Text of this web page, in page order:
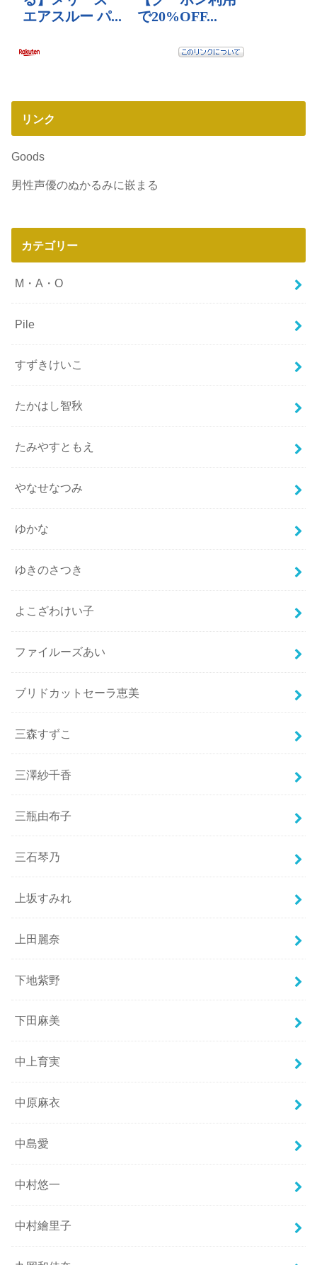
リンク
Goods
男性声優のぬかるみに嵌まる
カテゴリー
M・A・O
Pile
すずきけいこ
たかはし智秋
たみやすともえ
やなせなつみ
ゆかな
ゆきのさつき
よこざわけい子
ファイルーズあい
ブリドカットセーラ恵美
三森すずこ
三澤紗千香
三瓶由布子
三石琴乃
上坂すみれ
上田麗奈
下地紫野
下田麻美
中上育実
中原麻衣
中島愛
中村悠一
中村繪里子